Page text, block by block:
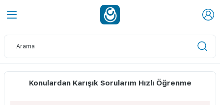
Konulardan Karışık Sorularım Hızlı Öğrenme